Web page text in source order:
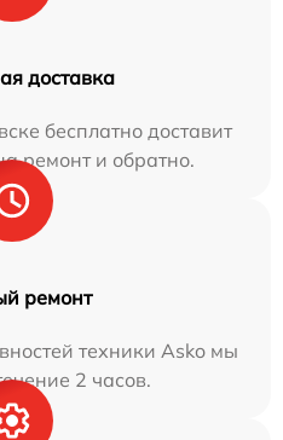
доставка
бесплатно доставит
ремонт и обратно.
ремонт
техники Asko мы
2 часов.